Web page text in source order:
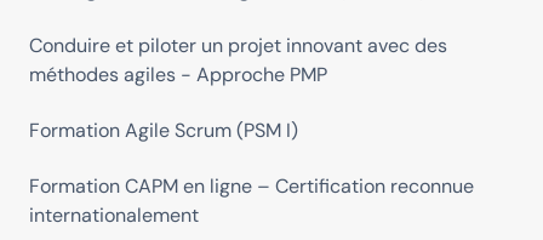
Conduire et piloter un projet innovant avec des
méthodes agiles - Approche PMP
Formation Agile Scrum (PSM I)
Formation CAPM en ligne – Certification reconnue
internationalement